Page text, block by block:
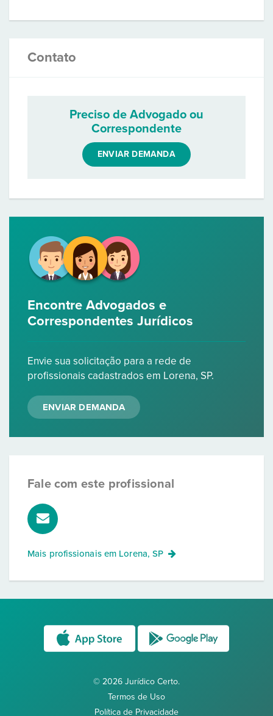
Contato
Preciso de Advogado ou
Correspondente
ENVIAR DEMANDA
Encontre Advogados e
Correspondentes Jurídicos
Envie sua solicitação para a rede de
profissionais cadastrados em Lorena, SP.
ENVIAR DEMANDA
Fale com este profissional
Mais profissionais em Lorena, SP
© 2026 Jurídico Certo.
Termos de Uso
Política de Privacidade